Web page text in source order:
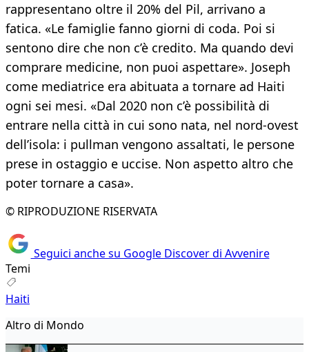
rappresentano oltre il 20% del Pil, arrivano a
fatica. «Le famiglie fanno giorni di coda. Poi si
sentono dire che non c’è credito. Ma quando devi
comprare medicine, non puoi aspettare». Joseph
come mediatrice era abituata a tornare ad Haiti
ogni sei mesi. «Dal 2020 non c’è possibilità di
entrare nella città in cui sono nata, nel nord-ovest
dell’isola: i pullman vengono assaltati, le persone
prese in ostaggio e uccise. Non aspetto altro che
poter tornare a casa».
© RIPRODUZIONE RISERVATA
Seguici anche su Google Discover di Avvenire
Temi
Haiti
Altro di Mondo